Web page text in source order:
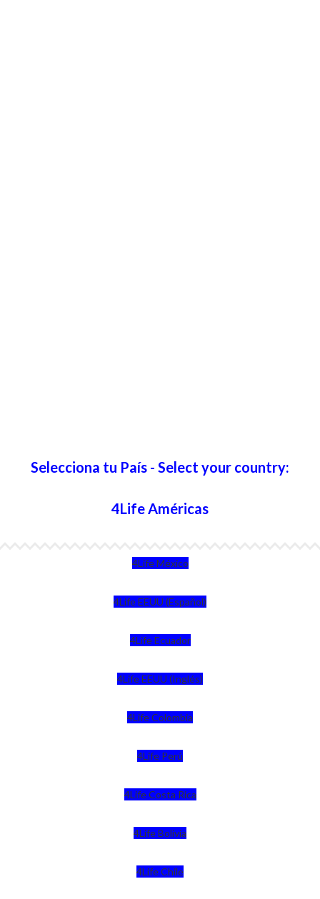
Selecciona tu País - Select your country:
4Life Américas
4Life México
4Life EEUU (Español)
4Life Ecuador
4Life EEUU (Inglés)
4Life Colombia
4Life Perú
4Life Costa Rica
4Life Bolivia
4Life Chile